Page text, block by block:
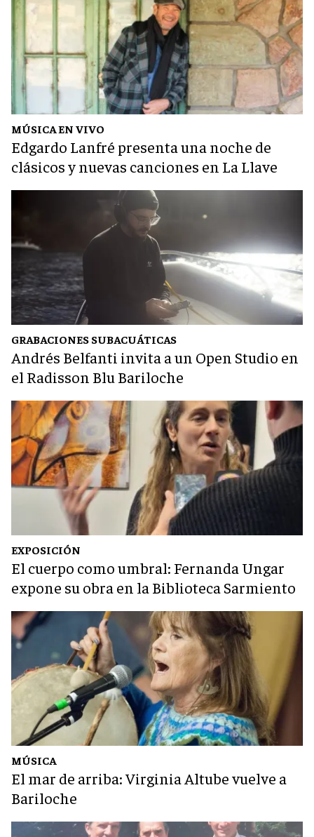
MÚSICA EN VIVO
Edgardo Lanfré presenta una noche de
clásicos y nuevas canciones en La Llave
GRABACIONES SUBACUÁTICAS
Andrés Belfanti invita a un Open Studio en
el Radisson Blu Bariloche
EXPOSICIÓN
El cuerpo como umbral: Fernanda Ungar
expone su obra en la Biblioteca Sarmiento
MÚSICA
El mar de arriba: Virginia Altube vuelve a
Bariloche